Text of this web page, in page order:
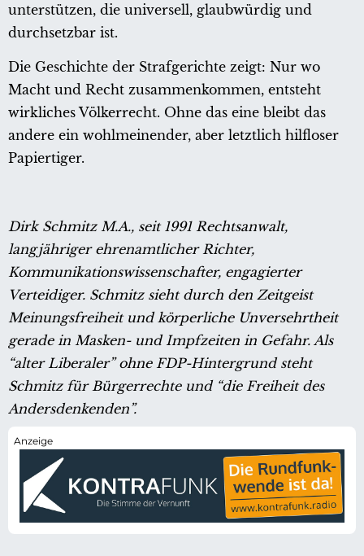
unterstützen, die universell, glaubwürdig und
durchsetzbar ist.
Die Geschichte der Strafgerichte zeigt: Nur wo
Macht und Recht zusammenkommen, entsteht
wirkliches Völkerrecht. Ohne das eine bleibt das
andere ein wohlmeinender, aber letztlich hilfloser
Papiertiger.
Dirk Schmitz M.A., seit 1991 Rechtsanwalt,
langjähriger ehrenamtlicher Richter,
Kommunikationswissenschafter, engagierter
Verteidiger. Schmitz sieht durch den Zeitgeist
Meinungsfreiheit und körperliche Unversehrtheit
gerade in Masken- und Impfzeiten in Gefahr. Als
“alter Liberaler” ohne FDP-Hintergrund steht
Schmitz für Bürgerrechte und “die Freiheit des
Andersdenkenden”.